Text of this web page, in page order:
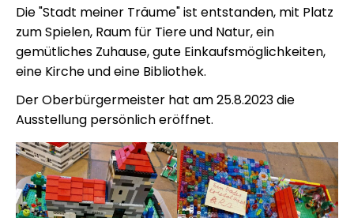
Die "Stadt meiner Träume" ist entstanden, mit Platz
zum Spielen, Raum für Tiere und Natur, ein
gemütliches Zuhause, gute Einkaufsmöglichkeiten,
eine Kirche und eine Bibliothek.
Der Oberbürgermeister hat am 25.8.2023 die
Ausstellung persönlich eröffnet.